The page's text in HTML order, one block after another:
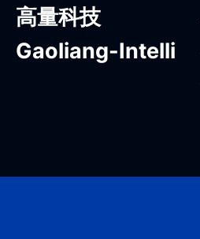
高量科技
Gaoliang-Intelli